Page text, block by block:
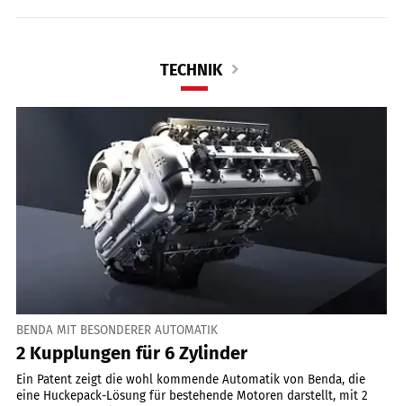
TECHNIK
BENDA MIT BESONDERER AUTOMATIK
2 Kupplungen für 6 Zylinder
Ein Patent zeigt die wohl kommende Automatik von Benda, die
eine Huckepack-Lösung für bestehende Motoren darstellt, mit 2